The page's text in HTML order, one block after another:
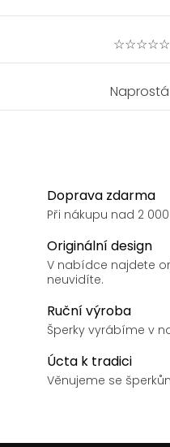
Doprava zdarma
Při nákupu nad 2
Originální design
V nabídce najdete
neuvidíte.
Ruční výroba
Šperky vyrábíme v
Úcta k tradici
Věnujeme se